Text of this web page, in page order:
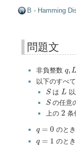
B - Hamming
問題文
非負整数 q, L
以下のすべ
S
SはL
L
S
Sの任意
上の 2
2 条
q = 0 のと
q = 1 のと